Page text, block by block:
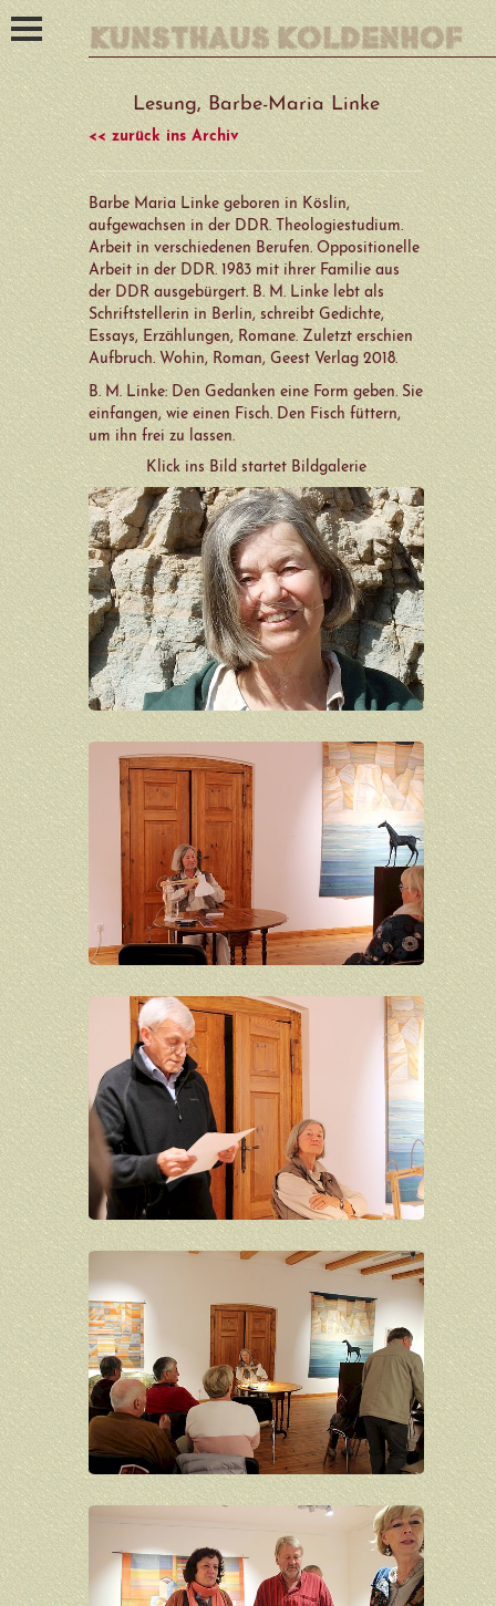
Start
Angebot
Künstler_innen der Galerie
Kedron Barrett
Gertraude Bauer
Falko Behrendt
Marguerite Blume-Cárdenas
Inga Carrière
Sonja Eschefeld
Rainer Fest
Inge Flierl
Marco Flierl
Friedrich-Wilhelm Fretwurst
Antje Fretwurst-Colberg
Gerd Frick
Wolfgang Friedrich
Hans-Hendrik Grimmling
Sylvia Hagen
Rosa Hentrich
Volker Henze
Peter Herrmann
Inge Heuwold
Annelise Hoge
Andreas Homberg
Joachim John
Günter Kaden
Rainer Kessel
Bernd Kommnick
Ingo Kraft
Gudrun Kühne
Michael Lange
Joachim Lautenschläger
Claus Lindner
Barbara Löffler
Lesung, Barbe-Maria Linke
<< zurück ins Archiv
Barbe Maria Linke geboren in Köslin,
aufgewachsen in der DDR. Theologiestudium.
Arbeit in verschiedenen Berufen. Oppositionelle
Arbeit in der DDR. 1983 mit ihrer Familie aus
der DDR ausgebürgert. B. M. Linke lebt als
Schriftstellerin in Berlin, schreibt Gedichte,
Essays, Erzählungen, Romane. Zuletzt erschien
Aufbruch. Wohin, Roman, Geest Verlag 2018.
B. M. Linke: Den Gedanken eine Form geben. Sie
einfangen, wie einen Fisch. Den Fisch füttern,
um ihn frei zu lassen.
Klick ins Bild startet Bildgalerie